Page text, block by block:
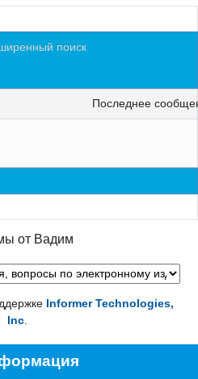
поиск
последнее
от Вадим
Informer Technologies,
Inc.